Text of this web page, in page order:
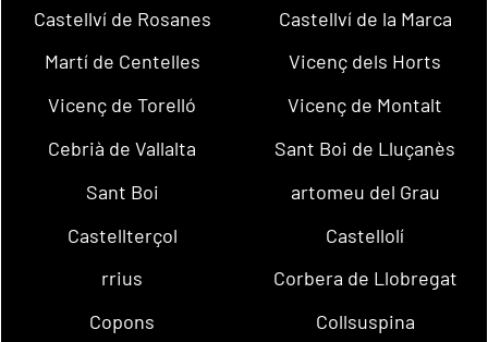
Castellví de Rosanes
Castellví de la Marca
Martí de Centelles
Vicenç dels Horts
Vicenç de Torelló
Vicenç de Montalt
Cebrià de Vallalta
Sant Boi de Lluçanès
Sant Boi
artomeu del Grau
Castellterçol
Castellolí
rrius
Corbera de Llobregat
Copons
Collsuspina